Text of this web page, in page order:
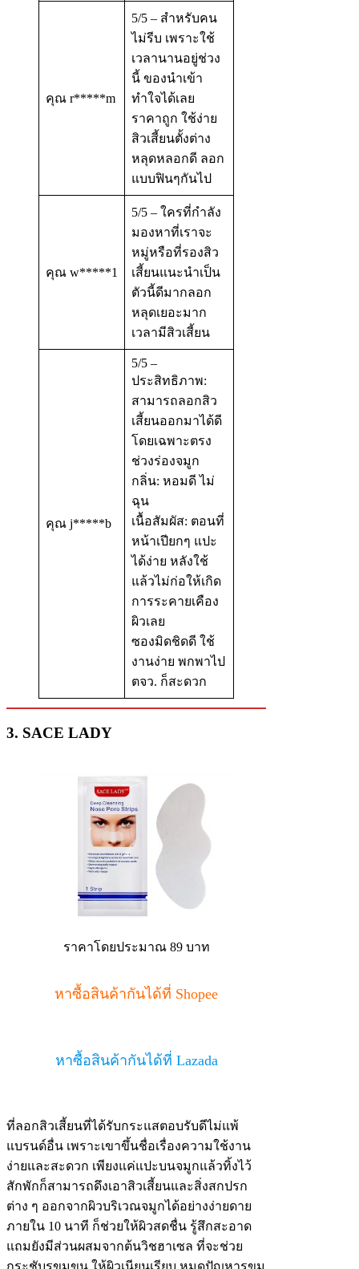
คุณ r*****m
5/5 – สำหรับคน
ไม่รีบ เพราะใช้
เวลานานอยู่ช่วง
นี้ ของนำเข้า
ทำใจได้เลย
ราคาถูก ใช้ง่าย
สิวเสี้ยนตั้งต่าง
หลุดหลอกดี ลอก
แบบฟินๆกันไป
คุณ w*****1
5/5 – ใครที่กำลัง
มองหาที่เราจะ
หมู่หรือที่รองสิว
เสี้ยนแนะนำเป็น
ตัวนี้ดีมากลอก
หลุดเยอะมาก
เวลามีสิวเสี้ยน
คุณ j*****b
5/5 –
ประสิทธิภาพ:
สามารถลอกสิว
เสี้ยนออกมาได้ดี
โดยเฉพาะตรง
ช่วงร่องจมูก
กลิ่น: หอมดี ไม่
ฉุน
เนื้อสัมผัส: ตอนที่
หน้าเปียกๆ แปะ
ได้ง่าย หลังใช้
แล้วไม่ก่อให้เกิด
การระคายเคือง
ผิวเลย
ซองมิดชิดดี ใช้
งานง่าย พกพาไป
ตจว. ก็สะดวก
3. SACE LADY
ราคาโดยประมาณ 89 บาท
หาซื้อสินค้ากันได้ที่ Shopee
หาซื้อสินค้ากันได้ที่ Lazada
ที่ลอกสิวเสี้ยนที่ได้รับกระแสตอบรับดีไม่แพ้
แบรนด์อื่น เพราะเขาขึ้นชื่อเรื่องความใช้งาน
ง่ายและสะดวก เพียงแค่แปะบนจมูกแล้วทิ้งไว้
สักพักก็สามารถดึงเอาสิวเสี้ยนและสิ่งสกปรก
ต่าง ๆ ออกจากผิวบริเวณจมูกได้อย่างง่ายดาย
ภายใน 10 นาที ก็ช่วยให้ผิวสดชื่น รู้สึกสะอาด
แถมยังมีส่วนผสมจากต้นวิชฮาเซล ที่จะช่วย
กระชับรูขุมขน ให้ผิวเนียนเรียบ หมดปัญหารูขุม